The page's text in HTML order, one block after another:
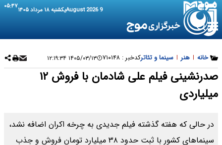
9 August 2026 یکشنبه ۱۸ مرداد ۱۴۰۵ ۰۵:۴۷
خانه | هنر | سینما و تئاترکدخبر : ۷۱۰۱۴۸ ۱۴۰۵/۰۳/۱۳ ۱۲:۱۹:۳۴
صدرنشینی فیلم علی شادمان با فروش ۱۲
میلیاردی
در حالی که هفته گذشته فیلم جدیدی به چرخه اکران اضافه نشد،
سینماهای کشور با ثبت حدود ۳۸ میلیارد تومان فروش و جذب